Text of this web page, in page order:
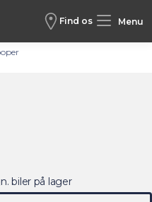
Find os Menu
biler på lager